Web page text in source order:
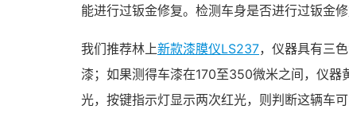
能进行过钣金修复。检测车身是否进行过钣金
我们推荐林上新款漆膜仪LS237，仪器具有三
漆；如果测得车漆在170至350微米之间，仪
光，按键指示灯显示两次红光，则判断这辆车